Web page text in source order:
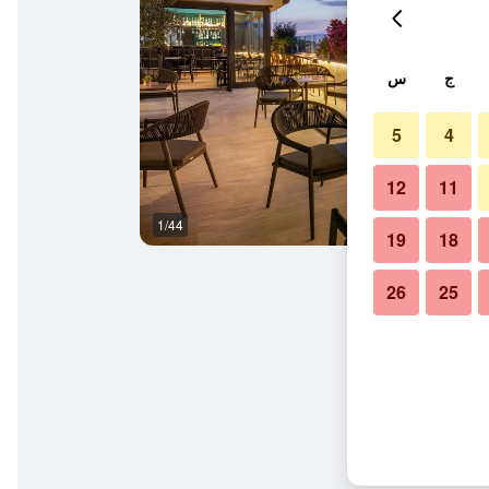
1/44
ج س
4
5
11
12
18
19
25
26